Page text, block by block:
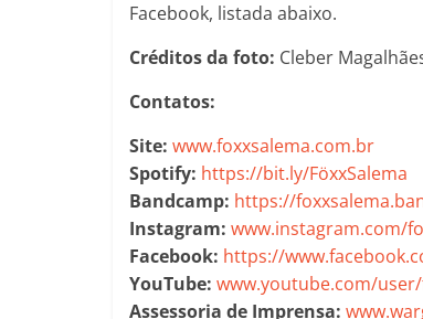
Facebook, listada abaixo.
Créditos da foto: Cleber
Contatos:
Site: www.foxxsalema.com.br
Spotify: https://bit.ly/FöxxSalema
Bandcamp: https://
Instagram: www.instagram.com/
Facebook: https://
YouTube: www.youtube.com/
Assessoria de Imprensa: